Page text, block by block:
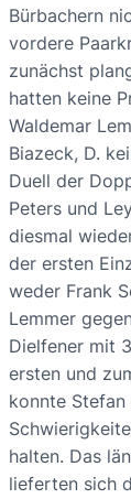
Bürbachern
vordere
zunächst
hatten keine
Waldemar
Biazeck, D.
Duell der
Peters und
diesmal
der ersten
weder Frank
Lemmer
Dielfener mit
ersten und
konnte
halten. Das
lieferten sich